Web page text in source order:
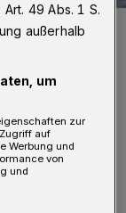
OB Uwe
49 Abs. 1 S.
außerhalb
um
zur
auf
Werbung und
von
und